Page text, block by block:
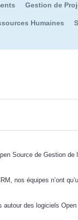
Gestion de
Humaines
Source de Gestion de
nos équipes n’ont
autour des logiciels Open